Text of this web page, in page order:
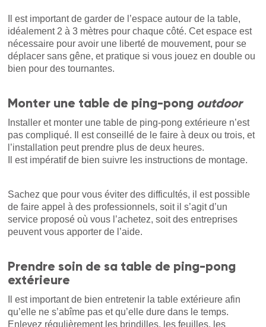
Il est important de garder de l’espace autour de la table,
idéalement 2 à 3 mètres pour chaque côté. Cet espace est
nécessaire pour avoir une liberté de mouvement, pour se
déplacer sans gêne, et pratique si vous jouez en double ou
bien pour des tournantes.
Monter une table de ping-pong outdoor
Installer et monter une table de ping-pong extérieure n’est
pas compliqué. Il est conseillé de le faire à deux ou trois, et
l’installation peut prendre plus de deux heures.
Il est impératif de bien suivre les instructions de montage.
Sachez que pour vous éviter des difficultés, il est possible
de faire appel à des professionnels, soit il s’agit d’un
service proposé où vous l’achetez, soit des entreprises
peuvent vous apporter de l’aide.
Prendre soin de sa table de ping-pong
extérieure
Il est important de bien entretenir la table extérieure afin
qu’elle ne s’abîme pas et qu’elle dure dans le temps.
Enlevez régulièrement les brindilles, les feuilles, les